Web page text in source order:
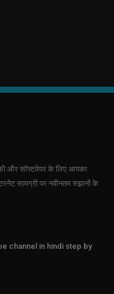
और सॉफ्टवेयर के लिए आपका
सामग्री पर नवीनतम रुझानों के
channel in hindi step by